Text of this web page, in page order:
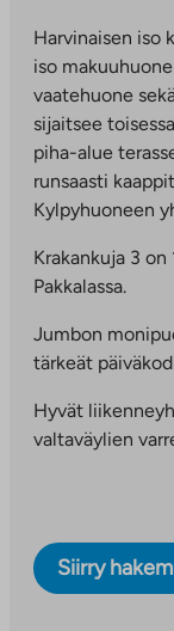
Harvinaisen iso
iso
vaatehuone
sijaitsee
piha-alue
runsaasti
Kylpyhuoneen
Krakankuja 3
Pakkalassa.
Jumbon
tärkeät
Hyvät
valtaväylien
Siirry